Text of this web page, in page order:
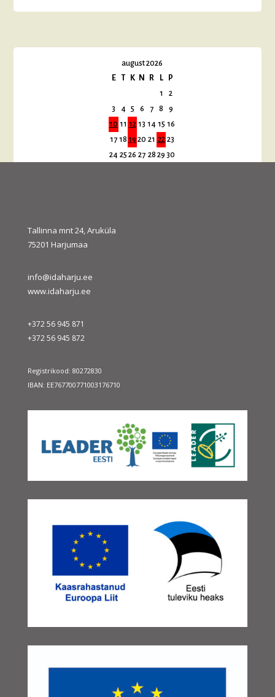
august 2026
E
T K N R L
P
1
2
3
4 5 6 7 8
9
10 11 12 13 14 15 16
17 18 19 20 21 22 23
24 25 26 27 28 29 30
Tallinna mnt 24, Aruküla
75201 Harjumaa
info@idaharju.ee
www.idaharju.ee
+372 56 945 871
+372 56 945 872
Registrikood: 80272830
IBAN: EE767700771003176710